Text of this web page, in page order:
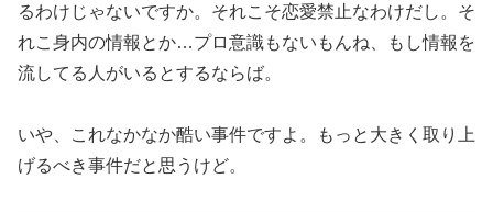
るわけじゃないですか。それこそ恋愛禁止なわけだし。そ
れこ身内の情報とか…プロ意識もないもんね、もし情報を
流してる人がいるとするならば。
いや、これなかなか酷い事件ですよ。もっと大きく取り上
げるべき事件だと思うけど。